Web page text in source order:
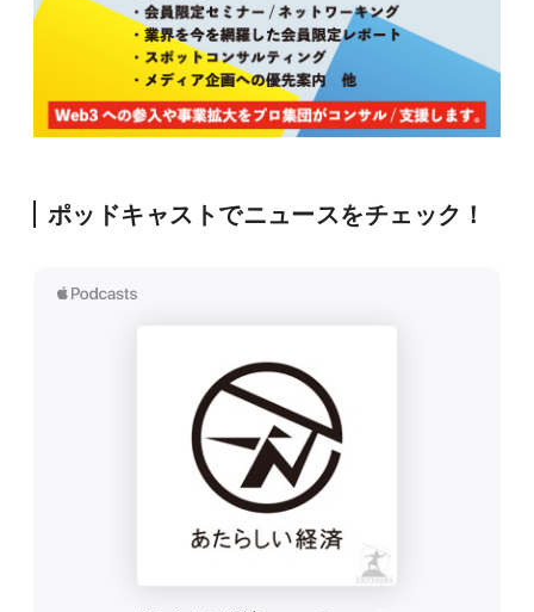
ポッドキャストでニュースをチェック！